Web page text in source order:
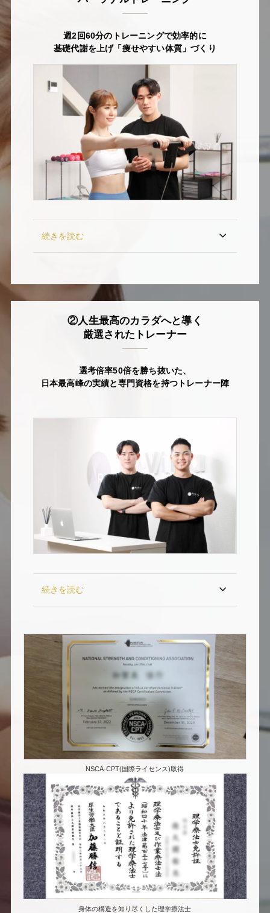
週2回60分のトレーニングで効率的に
基礎代謝を上げ「痩せやすい体質」づくり
続きを読む
②人生最高のカラダへと導く
厳選されたトレーナー
選考倍率50倍を勝ち抜いた、
日本最高峰の実績と専門資格を持つトレーナー陣
続きを読む
NSCA-CPT(国際ライセンス)取得
身体の構造を知り尽くした理学療法士